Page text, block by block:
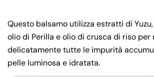
Questo balsamo utilizza estratti di
olio di Perilla e olio di crusca di riso per
delicatamente tutte le impurità
pelle luminosa e idratata.